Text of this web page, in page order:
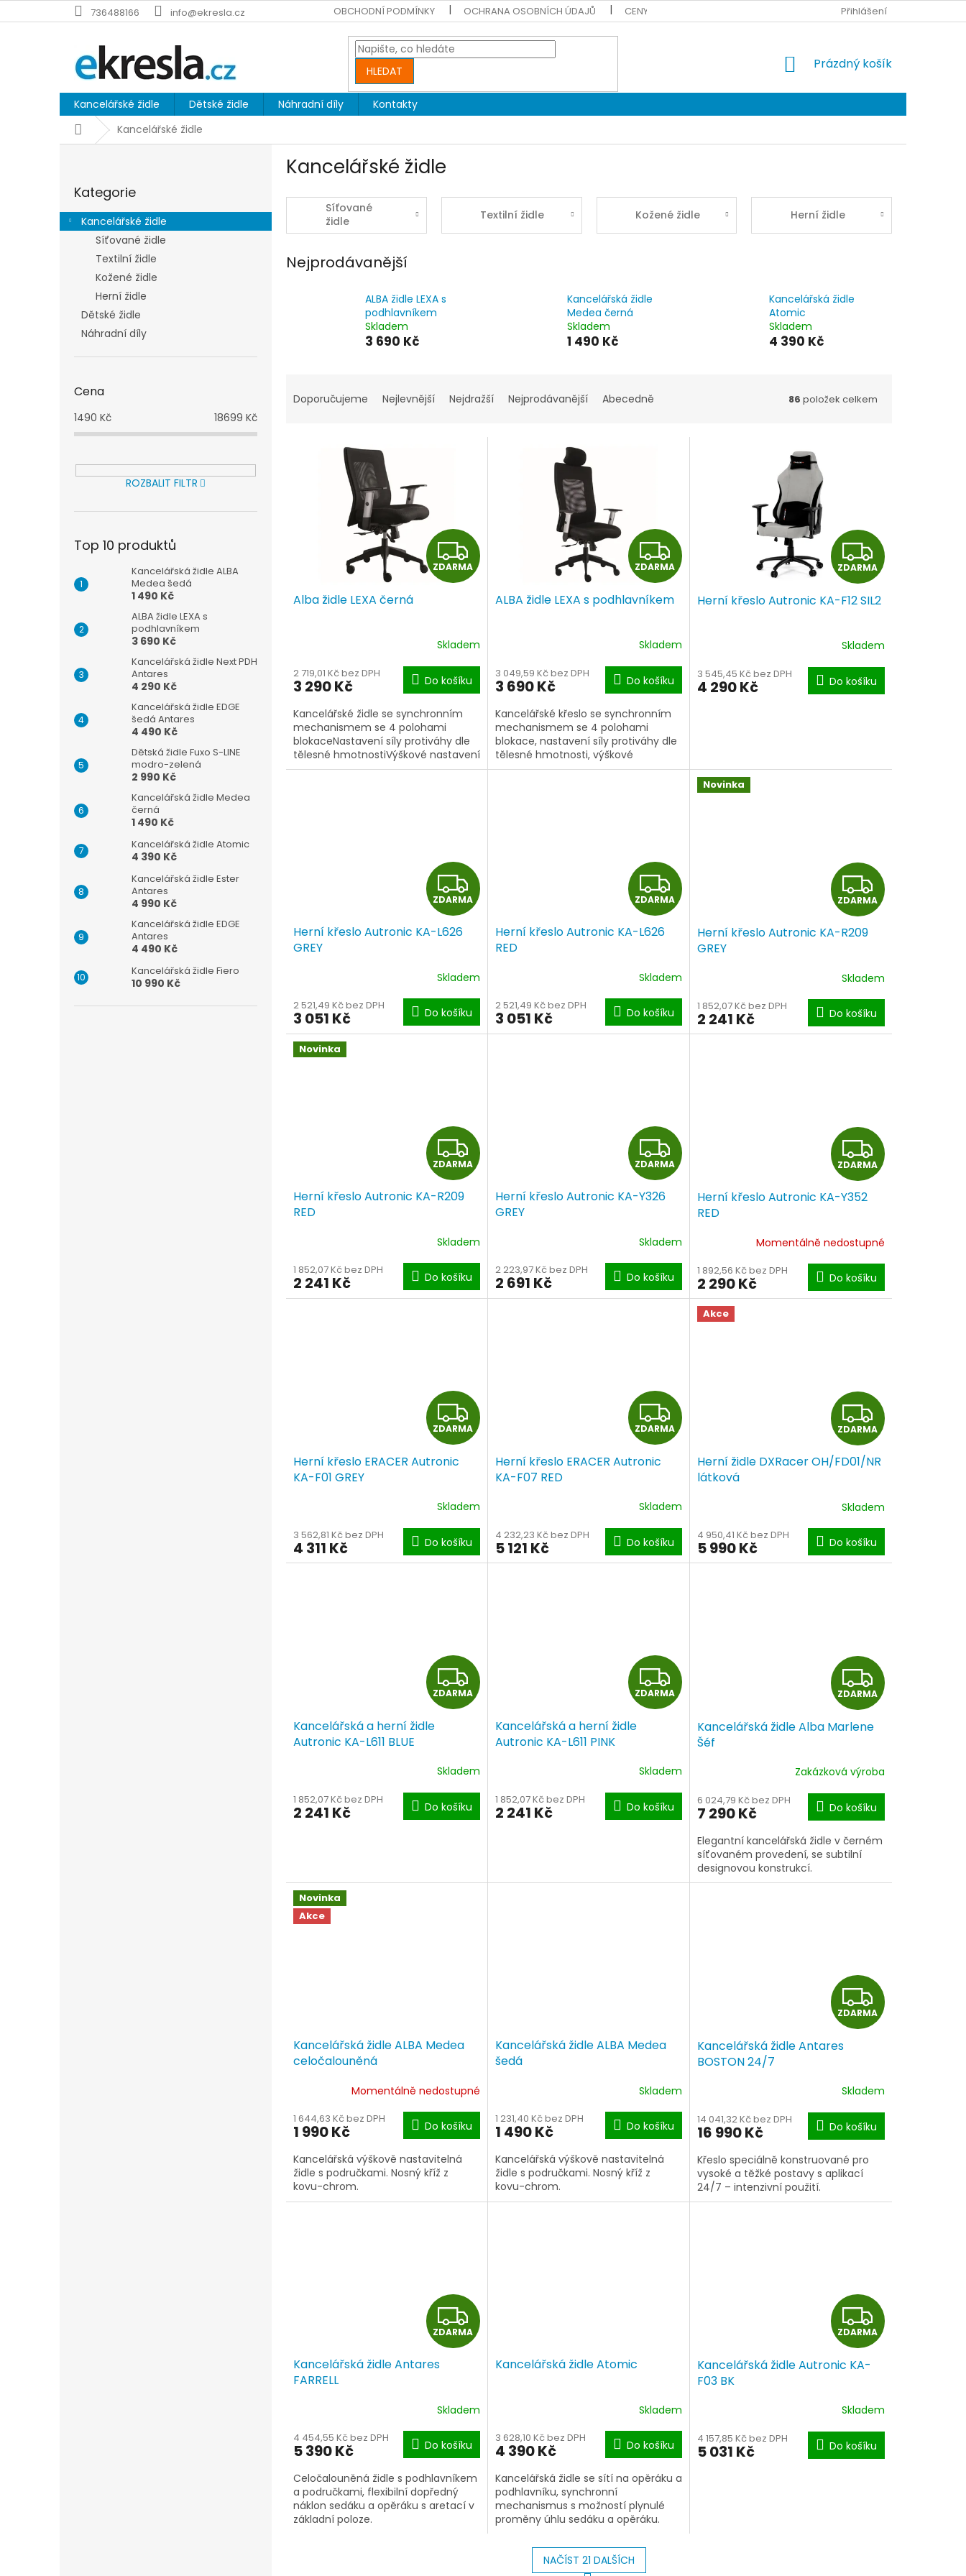
na
736488166 info@ekresla.cz OBCHODNÍ PODMÍNKY OCHRANA OSOBNÍCH ÚDAJŮ CENY DOPRAVY Přihlášení
HLEDAT
NÁKUPNÍ
Prázdný košík
Kancelářské židle Dětské židle Náhradní díly
Kontakty
DomůKancelářské židle
r
a
kategorie
Kategorie
Kancelářské židle
Síťované židle
Textilní židle
Kožené židle
Herní židle
Dětské židle
Náhradní díly
Cena
1490 Kč 18699 Kč
ROZBALIT FILTR
Top 10 produktů
Kancelářská židle ALBA
Medea šedá
1 490 Kč
ALBA židle LEXA s
podhlavníkem
3 690 Kč
Kancelářská židle Next PDH
Antares
4 290 Kč
Kancelářská židle EDGE
šedá Antares
4 490 Kč
Dětská židle Fuxo S-LINE
modro-zelená
2 990 Kč
Kancelářská židle Medea
černá
1 490 Kč
Kancelářská židle Atomic
4 390 Kč
Kancelářská židle Ester
Antares
4 990 Kč
Kancelářská židle EDGE
Antares
4 490 Kč
Kancelářská židle Fiero
10 990 Kč
Kancelářské židle
Síťované
židle
Textilní židle Kožené židle Herní židle
Nejprodávanější
ALBA židle LEXA s
podhlavníkem
Skladem
3 690 Kč
Kancelářská židle
Medea černá
Skladem
1 490 Kč
Kancelářská židle
Atomic
Skladem
4 390 Kč
aDoporučujeme Nejlevnější Nejdražší Nejprodávanější Abecedně 86 položek celkem
Z
D
R
M
A
ZDARMA
Alba židle LEXA černá
Skladem
2 719,01 Kč bez DPH
3 290 Kč Do košíku
Kancelářské židle se synchronním
mechanismem se 4 polohami
blokaceNastavení síly protiváhy dle
tělesné hmotnostiVýškové nastavení
sedákuAnatomicky tvarovaný sedák
Z
D
A
R
M
A
ZDARMA
ALBA židle LEXA s podhlavníkem
Skladem
3 049,59 Kč bez DPH
3 690 Kč Do košíku
Kancelářské křeslo se synchronním
mechanismem se 4 polohami
blokace, nastavení síly protiváhy dle
tělesné hmotnosti, výškové
nastavení sedáku,anatomicky
Z
D
A
R
M
A
ZDARMA
Herní křeslo Autronic KA-F12 SIL2
Skladem
3 545,45 Kč bez DPH
4 290 Kč Do košíku
Z
D
R
M
A
ZDARMA
Herní křeslo Autronic KA-L626
GREY
Skladem
2 521,49 Kč bez DPH
3 051 Kč Do košíku
Z
D
R
M
A
ZDARMA
Herní křeslo Autronic KA-L626
RED
Skladem
2 521,49 Kč bez DPH
3 051 Kč Do košíku
Novinka
Z
D
R
M
A
ZDARMA
Herní křeslo Autronic KA-R209
GREY
Skladem
1 852,07 Kč bez DPH
2 241 Kč Do košíku
Novinka
Z
D
R
M
A
ZDARMA
Herní křeslo Autronic KA-R209
RED
Skladem
1 852,07 Kč bez DPH
2 241 Kč Do košíku
Z
D
R
M
A
ZDARMA
Herní křeslo Autronic KA-Y326
GREY
Skladem
2 223,97 Kč bez DPH
2 691 Kč Do košíku
Z
D
R
M
A
ZDARMA
Herní křeslo Autronic KA-Y352
RED
Momentálně nedostupné
1 892,56 Kč bez DPH
2 290 Kč Do košíku
Z
D
R
M
A
ZDARMA
Herní křeslo ERACER Autronic
KA-F01 GREY
Skladem
3 562,81 Kč bez DPH
4 311 Kč Do košíku
Z
D
R
M
A
ZDARMA
Herní křeslo ERACER Autronic
KA-F07 RED
Skladem
4 232,23 Kč bez DPH
5 121 Kč Do košíku
Akce
Z
D
A
R
M
A
ZDARMA
Herní židle DXRacer OH/FD01/NR
látková
Skladem
4 950,41 Kč bez DPH
5 990 Kč Do košíku
Z
D
R
M
A
ZDARMA
Kancelářská a herní židle
Autronic KA-L611 BLUE
Skladem
1 852,07 Kč bez DPH
2 241 Kč Do košíku
Z
D
R
M
A
ZDARMA
Kancelářská a herní židle
Autronic KA-L611 PINK
Skladem
1 852,07 Kč bez DPH
2 241 Kč Do košíku
Z
D
A
R
M
A
ZDARMA
Kancelářská židle Alba Marlene
Šéf
Zakázková výroba
6 024,79 Kč bez DPH
7 290 Kč Do košíku
Elegantní kancelářská židle v černém
síťovaném provedení, se subtilní
designovou konstrukcí.
Novinka
Akce
Kancelářská židle ALBA Medea
celočalouněná
Momentálně nedostupné
1 644,63 Kč bez DPH
1 990 Kč Do košíku
Kancelářská výškově nastavitelná
židle s područkami. Nosný kříž z
kovu-chrom.
Kancelářská židle ALBA Medea
šedá
Skladem
1 231,40 Kč bez DPH
1 490 Kč Do košíku
Kancelářská výškově nastavitelná
židle s područkami. Nosný kříž z
kovu-chrom.
Z
D
R
M
A
ZDARMA
Kancelářská židle Antares
BOSTON 24/7
Skladem
14 041,32 Kč bez DPH
16 990 Kč Do košíku
Křeslo speciálně konstruované pro
vysoké a těžké postavy s aplikací
24/7 – intenzivní použití.
Z
D
R
M
A
ZDARMA
Kancelářská židle Antares
FARRELL
Skladem
4 454,55 Kč bez DPH
5 390 Kč Do košíku
Celočalouněná židle s podhlavníkem
a područkami, flexibilní dopředný
náklon sedáku a opěráku s aretací v
základní poloze.
Kancelářská židle Atomic
Skladem
3 628,10 Kč bez DPH
4 390 Kč Do košíku
Kancelářská židle se sítí na opěráku a
podhlavníku, synchronní
mechanismus s možností plynulé
proměny úhlu sedáku a opěráku.
Z
D
R
M
A
ZDARMA
Kancelářská židle Autronic KA-
F03 BK
Skladem
4 157,85 Kč bez DPH
5 031 Kč Do košíku
NAČÍST 21 DALŠÍCH